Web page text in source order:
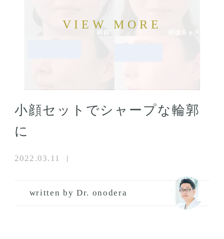
小顔セットでシャープな輪郭
に
2022.03.11
written by Dr. onodera